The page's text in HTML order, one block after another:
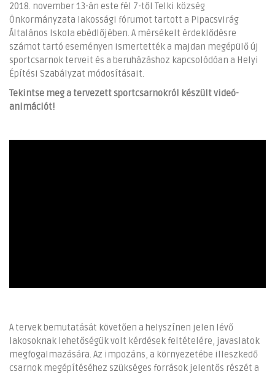
2018. november 13-án este fél 7-től Telki község
Önkormányzata lakossági fórumot tartott a Pipacsvirág
Általános Iskola ebédlőjében. A mérsékelt érdeklődésre
számot tartó eseményen ismertették a majdan megépülő új
sportcsarnok terveit és a beruházáshoz kapcsolódóan a Helyi
Építési Szabályzat módosításait.
Tekintse meg a tervezett sportcsarnokról készült videó-
animációt!
A tervek bemutatását követően a helyszínen jelen lévő
lakosoknak lehetőségük volt kérdések feltételére, javaslatok
megfogalmazására. Az impozáns, a környezetébe illeszkedő
csarnok megépítéséhez szükséges források jelentős részét a